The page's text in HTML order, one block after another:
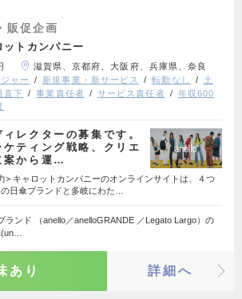
販促企画
ットカンパニー
滋賀県、京都府、大阪府、兵庫県、奈良
ャー 新規事業・新サービス 転勤なし
土
直下 事業責任者 サービス責任者
年収600
レクターの募集です。
ティング戦略、クリエ
案から運…
> キャロットカンパニーのオンラインサイトは、４つ
日傘ブランドと多岐にわた…
ランド （anello／anelloGRANDE ／Legato Largo）の
あり 詳細へ